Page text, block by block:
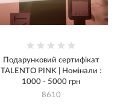
Подарунковий сертифікат
TALENTO PINK | Номінали :
1000 - 5000 грн
8610